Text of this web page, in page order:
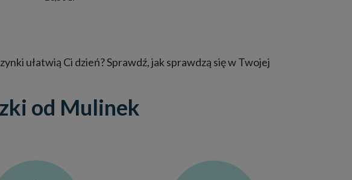
ułatwią Ci dzień? Sprawdź, jak sprawdzą się w Twojej
od Mulinek